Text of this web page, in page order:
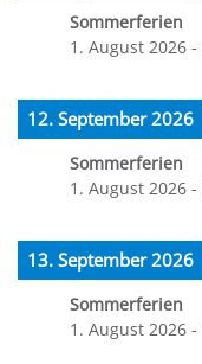
Sommerferien
1. August 2026 -
12. September 2026
Sommerferien
1. August 2026 -
13. September 2026
Sommerferien
1. August 2026 -